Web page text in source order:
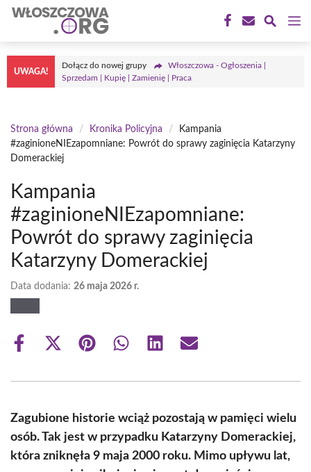
Przejdź
treści
UWAGA!
Dołącz do nowej grupy
Włoszczowa - Ogłoszenia |
Sprzedam | Kupię | Zamienię | Praca
Strona główna / Kronika Policyjna /
Kampania
#zaginioneNIEzapomniane: Powrót do sprawy zaginięcia Katarzyny
Domerackiej
Kampania
#zaginioneNIEzapomniane:
Powrót do sprawy zaginięcia
Katarzyny Domerackiej
Data dodania: 26 maja 2026 r.
Share
Share
(Twitter)
Share Share Share Share
Zagubione historie wciąż pozostają w pamięci wielu
osób. Tak jest w przypadku Katarzyny Domerackiej,
która zniknęła 9 maja 2000 roku. Mimo upływu lat,